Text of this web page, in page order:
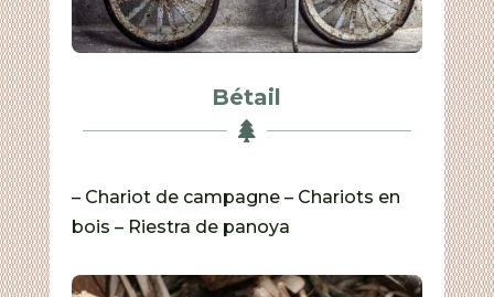
Bétail

– Chariot de campagne – Chariots en
bois – Riestra de panoya